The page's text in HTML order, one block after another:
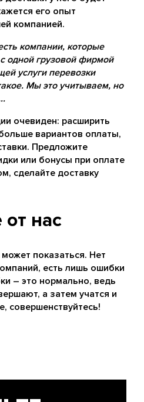
его опыт
компанией.
компании, которые
одной грузовой фирмой
услуги перевозки
Мы это учитываем, но
очевиден: расширить
вариантов оплаты,
Предложите
или бонусы при оплате
сделайте доставку
от нас
показаться. Нет
есть лишь ошибки
– это нормально, ведь
а затем учатся и
совершенствуйтесь!